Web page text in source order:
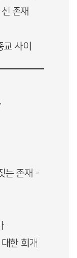
존재
사이
는 존재 -
한 회개